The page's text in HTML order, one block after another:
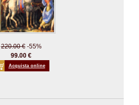
220.00 €-55%
99.00 €
Acquista online